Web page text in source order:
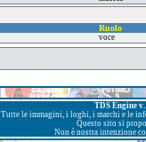
Ruolo
voce
TDS Engine
Tutte le immagini, i loghi, i marchi e le
Questo sito si
Non è nostra intenzione